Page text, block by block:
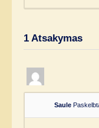
1 Atsakymas
Saule